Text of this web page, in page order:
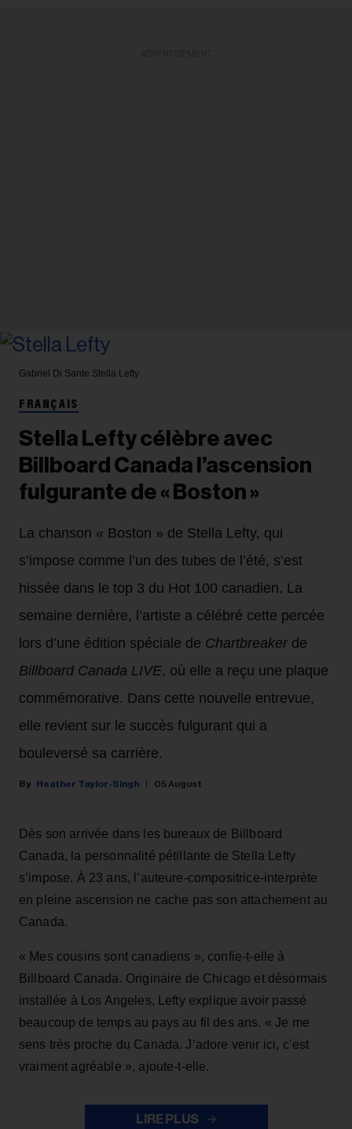
Gabriel Di Sante Stella Lefty
FRANÇAIS
Stella Lefty célèbre avec
Billboard Canada l’ascension
fulgurante de « Boston »
La chanson « Boston » de Stella Lefty, qui
s’impose comme l’un des tubes de l’été, s’est
hissée dans le top 3 du Hot 100 canadien. La
semaine dernière, l’artiste a célébré cette percée
lors d’une édition spéciale de Chartbreaker de
Billboard Canada LIVE, où elle a reçu une plaque
commémorative. Dans cette nouvelle entrevue,
elle revient sur le succès fulgurant qui a
bouleversé sa carrière.
Heather Taylor-Singh 05 August
Dès son arrivée dans les bureaux de Billboard
Canada, la personnalité pétillante de Stella Lefty
s’impose. À 23 ans, l’auteure-compositrice-interprète
en pleine ascension ne cache pas son attachement au
Canada.
« Mes cousins sont canadiens », confie-t-elle à
Billboard Canada. Originaire de Chicago et désormais
installée à Los Angeles, Lefty explique avoir passé
beaucoup de temps au pays au fil des ans. « Je me
sens très proche du Canada. J’adore venir ici, c’est
vraiment agréable », ajoute-t-elle.
LIRE PLUS